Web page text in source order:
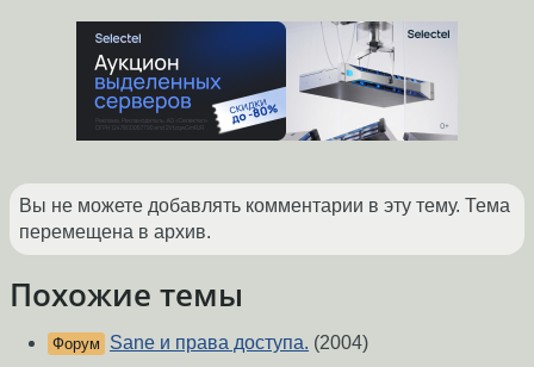
Вы не можете добавлять комментарии в эту тему. Тема
перемещена в архив.
Похожие темы
Форум Sane и права доступа. (2004)